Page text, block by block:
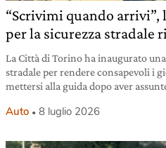
“Scrivimi quando arrivi”,
per la sicurezza stradale
La Città di Torino ha inaugurato
stradale per rendere consapevoli i
mettersi alla guida dopo aver
Auto 8 luglio 2026